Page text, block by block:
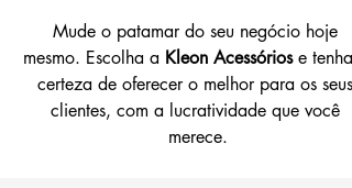
Mude o patamar do seu negócio hoje
mesmo. Escolha a Kleon Acessórios e tenha
certeza de oferecer o melhor para os seus
clientes, com a lucratividade que você
merece.